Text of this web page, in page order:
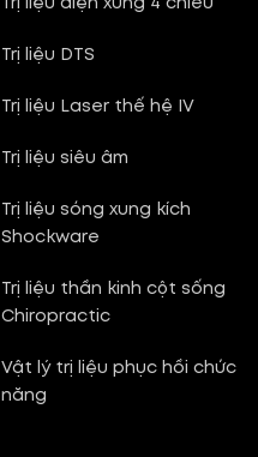
Trị liệu điện xung 4 chiều
Trị liệu DTS
Trị liệu Laser thế hệ IV
Trị liệu siêu âm
Trị liệu sóng xung kích
Shockware
Trị liệu thần kinh cột sống
Chiropractic
Vật lý trị liệu phục hồi chức
năng